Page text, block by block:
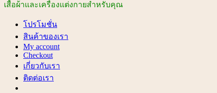
เสื้อผ้าและเครื่องแต่งกายสำหรับคุณ
โปรโมชั่น
สินค้าของเรา
My account
Checkout
เกี่ยวกับเรา
ติดต่อเรา